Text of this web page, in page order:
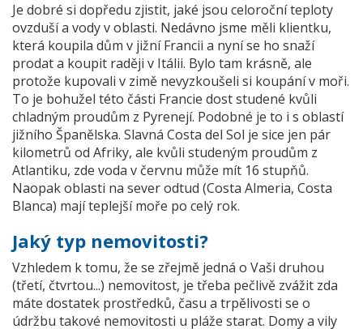
Je dobré si dopředu zjistit, jaké jsou celoroční teploty
ovzduší a vody v oblasti. Nedávno jsme měli klientku,
která koupila dům v jižní Francii a nyní se ho snaží
prodat a koupit raději v Itálii. Bylo tam krásně, ale
protože kupovali v zimě nevyzkoušeli si koupání v moři.
To je bohužel této části Francie dost studené kvůli
chladným proudům z Pyrenejí. Podobné je to i s oblastí
jižního Španělska. Slavná Costa del Sol je sice jen pár
kilometrů od Afriky, ale kvůli studeným proudům z
Atlantiku, zde voda v červnu může mít 16 stupňů.
Naopak oblasti na sever odtud (Costa Almeria, Costa
Blanca) mají teplejší moře po celý rok.
Jaký typ nemovitosti?
Vzhledem k tomu, že se zřejmě jedná o Vaši druhou
(třetí, čtvrtou...) nemovitost, je třeba pečlivě zvážit zda
máte dostatek prostředků, času a trpělivosti se o
údržbu takové nemovitosti u pláže starat. Domy a vily